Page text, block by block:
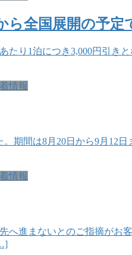
全国展開の予定
たり1泊につき3,000円引
情報
期間は8月20日から9月12
情報
進まないとのご指摘が